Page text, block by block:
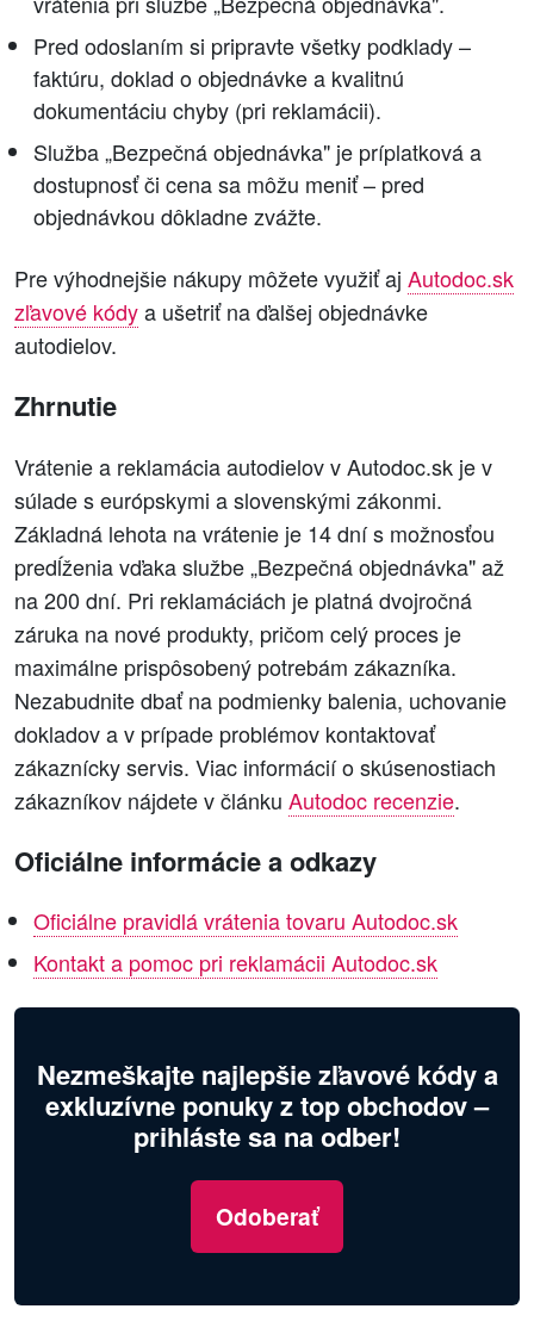
Pred odoslaním si pripravte všetky podklady –
faktúru, doklad o objednávke a kvalitnú
dokumentáciu chyby (pri reklamácii).
Služba „Bezpečná objednávka" je príplatková a
dostupnosť či cena sa môžu meniť – pred
objednávkou dôkladne zvážte.
Pre výhodnejšie nákupy môžete využiť aj Autodoc.sk
zľavové kódya ušetriť na ďalšej objednávke
autodielov.
Zhrnutie
Vrátenie a reklamácia autodielov v Autodoc.sk je v
súlade s európskymi a slovenskými zákonmi.
Základná lehota na vrátenie je 14 dní s možnosťou
predĺženia vďaka službe „Bezpečná objednávka" až
na 200 dní. Pri reklamáciách je platná dvojročná
záruka na nové produkty, pričom celý proces je
maximálne prispôsobený potrebám zákazníka.
Nezabudnite dbať na podmienky balenia, uchovanie
dokladov a v prípade problémov kontaktovať
zákaznícky servis. Viac informácií o skúsenostiach
zákazníkov nájdete v článku Autodoc recenzie.
Oficiálne informácie a odkazy
Oficiálne pravidlá vrátenia tovaru Autodoc.sk
Kontakt a pomoc pri reklamácii Autodoc.sk
Nezmeškajte najlepšie zľavové kódy a
exkluzívne ponuky z top obchodov –
prihláste sa na odber!
Odoberať